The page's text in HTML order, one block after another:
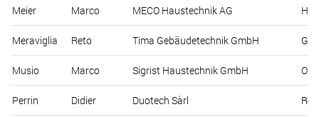
Meier Marco MECO Haustechnik AG
Meraviglia Reto Tima Gebäudetechnik GmbH
Musio Marco Sigrist Haustechnik GmbH
Perrin Didier Duotech Sàrl